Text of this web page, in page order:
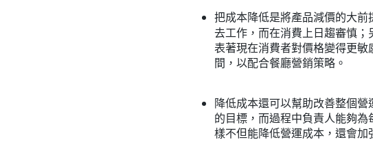
把成本降低是將產品減價的大前
去工作，而在消費上日趨審慎；
表著現在消費者對價格變得更
間，以配合餐廳營銷策略。
降低成本還可以幫助改善整個
的目標，而過程中負責人能夠
樣不但能降低營運成本，還會加